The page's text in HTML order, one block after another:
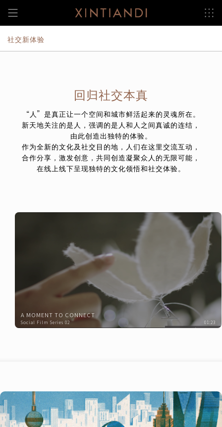
内
社交新体验
回归社交本真
“人”是真正让一个空间和城市鲜活起来的灵魂所在。
新天地关注的是人，强调的是人和人之间真诚的连结，
由此创造出独特的体验。
作为全新的文化及社交目的地，人们在这里交流互动，
合作分享，激发创意，共同创造凝聚众人的无限可能，
在线上线下呈现独特的文化领悟和社交体验。
A MOMENT TO CONNECT
Social Film Series 02 01:23